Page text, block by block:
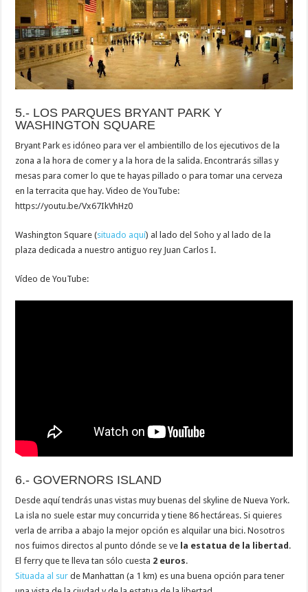
5.- LOS PARQUES BRYANT PARK Y
WASHINGTON SQUARE
Bryant Park es idóneo para ver el ambientillo de los ejecutivos de la
zona a la hora de comer y a la hora de la salida. Encontrarás sillas y
mesas para comer lo que te hayas pillado o para tomar una cerveza
en la terracita que hay. Video de YouTube:
https://youtu.be/Vx67IkVhHz0
Washington Square (situado aquí) al lado del Soho y al lado de la
plaza dedicada a nuestro antiguo rey Juan Carlos I.
Vídeo de YouTube:
6.- GOVERNORS ISLAND
Desde aquí tendrás unas vistas muy buenas del skyline de Nueva York.
La isla no suele estar muy concurrida y tiene 86 hectáreas. Si quieres
verla de arriba a abajo la mejor opción es alquilar una bici. Nosotros
nos fuimos directos al punto dónde se ve la estatua de la libertad .
El ferry que te lleva tan sólo cuesta 2 euros.
Situada al sur de Manhattan (a 1 km) es una buena opción para tener